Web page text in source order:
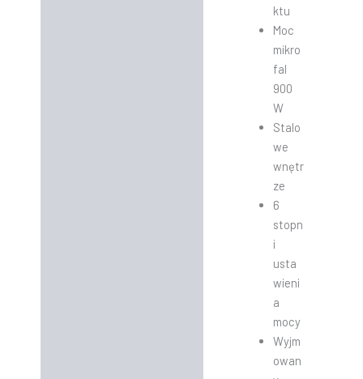
ktu
Moc
mikro
fal
900
W
Stalo
we
wnętr
ze
6
stopn
i
usta
wieni
a
mocy
Wyjm
owan